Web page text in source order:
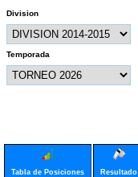
Division
Temporada
Tabla de Posiciones Resultado